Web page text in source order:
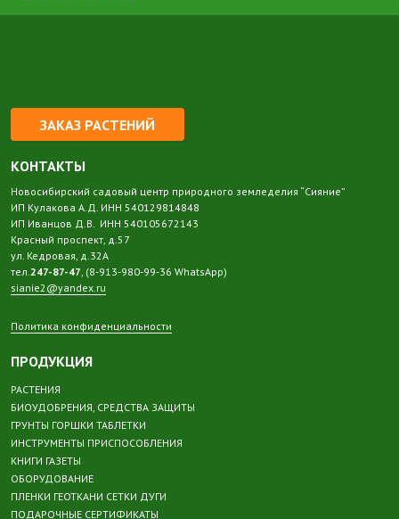
ЗАКАЗ РАСТЕНИЙ
КОНТАКТЫ
Новосибирский садовый центр природного земледелия “Сияние”
ИП Кулакова А.Д. ИНН 540129814848
ИП Иванцов Д.В. ИНН 540105672143
Красный проспект, д.57
ул. Кедровая, д.32А
тел.247-87-47, (8-913-980-99-36 WhatsApp)
sianie2@yandex.ru
Политика конфиденциальности
ПРОДУКЦИЯ
РАСТЕНИЯ
БИОУДОБРЕНИЯ, СРЕДСТВА ЗАЩИТЫ
ГРУНТЫ ГОРШКИ ТАБЛЕТКИ
ИНСТРУМЕНТЫ ПРИСПОСОБЛЕНИЯ
КНИГИ ГАЗЕТЫ
ОБОРУДОВАНИЕ
ПЛЕНКИ ГЕОТКАНИ СЕТКИ ДУГИ
ПОДАРОЧНЫЕ СЕРТИФИКАТЫ